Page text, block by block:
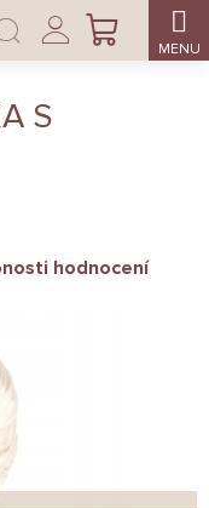
NÁKUPNÍ
Přihlášení
S
hodnocení